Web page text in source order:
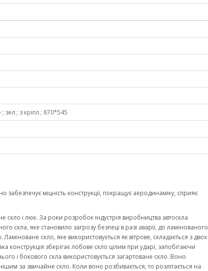
зел.; з кріпл.; 870*545
забезпечує міцність конструкції, покращує аеродинаміку, сприяє
скло і люк. За роки розробок індустрія виробництва автоскла
скла, яке становило загрозу безпеці в разі аварії, до ламінованого
скло, яке використовується як вітрове, складається з двох
конструкція зберігає лобове скло цілим при ударі, запобігаючи
і бокового скла використовується загартоване скло. Воно
за звичайне скло. Коли воно розбивається, то розлітається на